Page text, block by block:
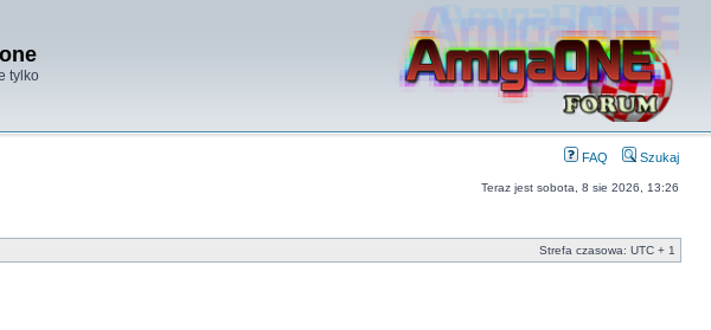
tylko
FAQ Szukaj
Teraz jest sobota, 8 sie 2026, 13:26
Strefa czasowa: UTC + 1